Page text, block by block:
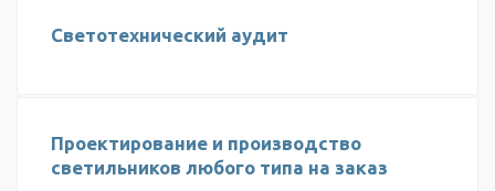
Светотехнический аудит
Проектирование и производство
светильников любого типа на заказ